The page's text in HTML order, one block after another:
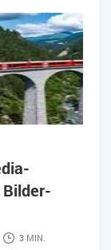
Bilder-
3 MIN.